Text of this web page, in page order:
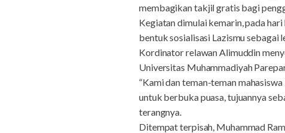
membagikan takjil gratis bagi
Kegiatan dimulai kemarin, pada
bentuk sosialisasi Lazismu sebagai
Kordinator relawan Alimuddin
Universitas Muhammadiyah
“Kami dan teman-teman
untuk berbuka puasa, tujuannya
terangnya.
Ditempat terpisah, Muhammad